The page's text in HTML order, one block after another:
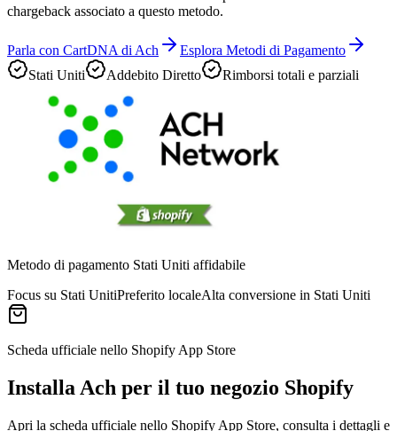
chargeback associato a questo metodo.
Parla con CartDNA di Ach
Esplora Metodi di Pagamento
Stati Uniti
Addebito Diretto Rimborsi totali e parziali
Metodo di pagamento Stati Uniti affidabile
Focus su Stati UnitiPreferito localeAlta conversione in Stati Uniti
Scheda ufficiale nello Shopify App Store
Installa Ach per il tuo negozio Shopify
Apri la scheda ufficiale nello Shopify App Store, consulta i dettagli e